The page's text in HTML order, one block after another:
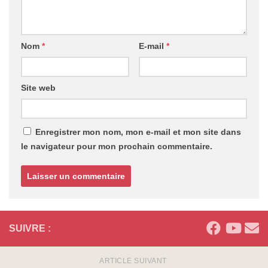
Nom * E-mail *
Site web
Enregistrer mon nom, mon e-mail et mon site dans
le navigateur pour mon prochain commentaire.
SUIVRE :
ARTICLE SUIVANT